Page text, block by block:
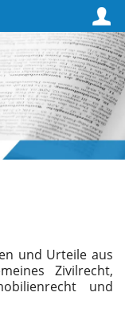
und Urteile aus
Zivilrecht,
und